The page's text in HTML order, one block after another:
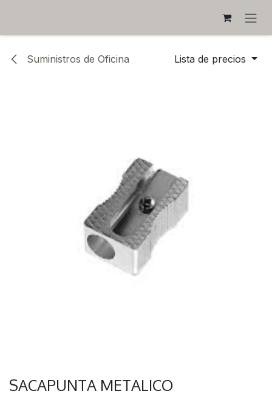
Suministros de Oficina Lista de precios
SACAPUNTA METALICO